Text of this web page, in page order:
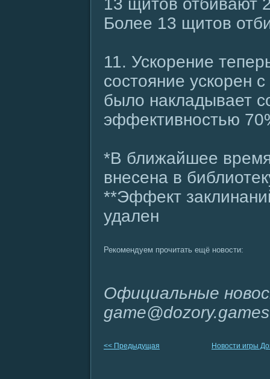
13 щитов отбивают
Более 13 щитов
11. Ускорение
состояние ускорен
было накладывает
эффективностью
*В ближайшее
внесена в
**Эффект
удален
Рекомендуем прочитать ещё новости:
Официальные
game@dozory.games
<< Предыдущая Новости игры